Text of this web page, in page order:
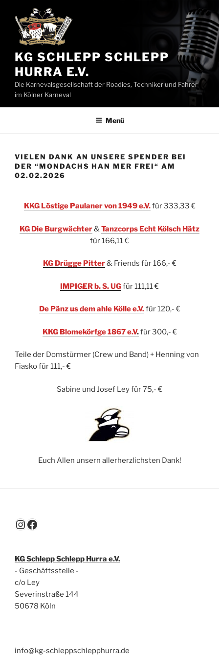
Inhalt
springen
KG SCHLEPP SCHLEPP
HURRA E.V.
Die Karnevalsgesellschaft der Roadies, Techniker und Fahrer
im Kölner Karneval
Menü
VIELEN DANK AN UNSERE SPENDER BEI
DER “MONDACHS HAN MER FREI“ AM
02.02.2026
KKG Löstige Paulaner von 1949 e.V.für 333,33 €
KG Die Burgwächter&Tanzcorps Echt Kölsch Hätz
für 166,11 €
KG Drügge Pitter& Friends für 166,- €
IMPIGER b. S. UGfür 111,11 €
De Pänz us dem ahle Kölle e.V.für 120,- €
KKG Blomekörfge 1867 e.V.für 300,- €
Teile der Domstürmer (Crew und Band) + Henning von
Fiasko für 111,- €
Sabine und Josef Ley für 75,- €
Euch Allen unsern allerherzlichsten Dank!
Instagram
Facebook
KG Schlepp Schlepp Hurra e.V.
- Geschäftsstelle -
c/o Ley
Severinstraße 144
50678 Köln
info@kg-schleppschlepphurra.de